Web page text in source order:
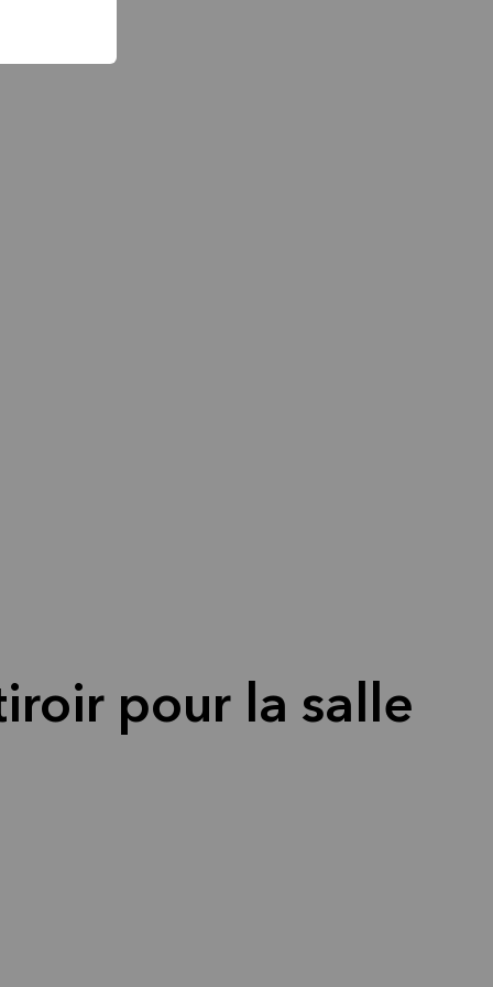
pour la salle